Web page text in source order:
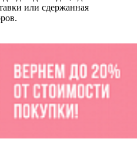
или сдержанная